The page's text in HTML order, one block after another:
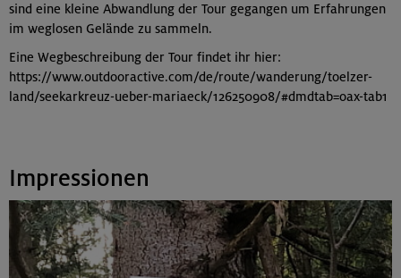
sind eine kleine Abwandlung der Tour gegangen um Erfahrungen
im weglosen Gelände zu sammeln.
Eine Wegbeschreibung der Tour findet ihr hier:
https://www.outdooractive.com/de/route/wanderung/toelzer-
land/seekarkreuz-ueber-mariaeck/126250908/#dmdtab=oax-tab1
Impressionen